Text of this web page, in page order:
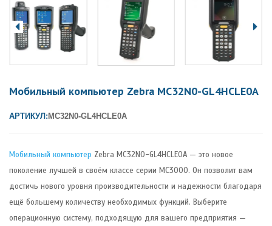
Мобильный компьютер Zebra MC32N0-GL4HCLE0A
АРТИКУЛ:MC32N0-GL4HCLE0A
Мобильный компьютер Zebra MC32N0-GL4HCLE0A — это новое
поколение лучшей в своём классе серии MC3000. Он позволит вам
достичь нового уровня производительности и надежности благодаря
ещё большему количеству необходимых функций. Выберите
операционную систему, подходящую для вашего предприятия —